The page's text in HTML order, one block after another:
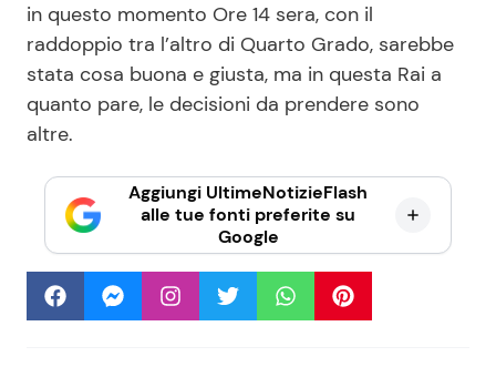
in questo momento Ore 14 sera, con il
raddoppio tra l’altro di Quarto Grado, sarebbe
stata cosa buona e giusta, ma in questa Rai a
quanto pare, le decisioni da prendere sono
altre.
Aggiungi UltimeNotizieFlash
alle tue fonti preferite su
Google